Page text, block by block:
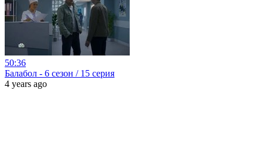
50:36
Балабол - 6 сезон / 15 серия
4 years ago